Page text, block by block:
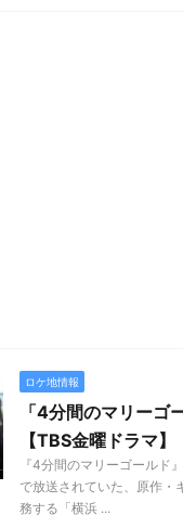
ロケ地情報
「4分間のマリーゴ
【TBS金曜ドラマ】
『4分間のマリーゴールド
で放送されていた、原作・
務する「横浜 ...